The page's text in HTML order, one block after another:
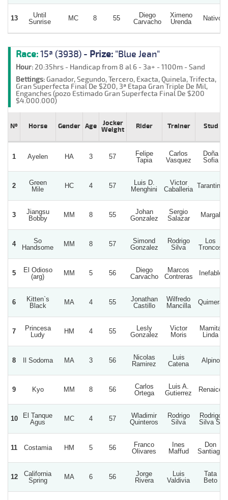
13
Until
Sunrise
MC 8 55
Diego
Carvacho
Ximeno
Urenda
Nativo
Race:15ª (3938) - Prize: "Blue Jean"
Hour:20:35hrs - Handicap from 8 al 6 - 3a+ - 1100m - Sand
Bettings:Ganador, Segundo, Tercero, Exacta, Quinela, Trifecta,
Gran Superfecta Final De $200, 3ª Etapa Gran Triple De Mil,
Enganches (pozo Estimado Gran Superfecta Final De $200
$4.000.000)
Nº Horse Gender Age
Jocker
Weight
Rider Trainer Stud
1 Ayelen HA 3 57
Felipe
Tapia
Carlos
Vasquez
Doña
Sofia
2
Green
Mile
HC 4 57
Luis D.
Menghini
Victor
Caballeria Tarantino
3
Jiangsu
Bobby
MM 8 55
Johan
Gonzalez
Sergio
Salazar
Margal
4
So
Handsome
MM 8 57
Simond
Gonzalez
Rodrigo
Silva
Los
Troncos
5
El Odioso
(arg)
MM 5 56
Diego
Carvacho
Marcos
Contreras
Inefable
6
Kitten`s
Black
MA 4 55
Jonathan
Castillo
Wilfredo
Mancilla
Quimera
7
Princesa
Ludy
HM 4 55
Lesly
Gonzalez
Victor
Moris
Mamita
Linda
8 Il Sodoma MA 3 56
Nicolas
Ramirez
Luis
Catena
Alpino
9 Kyo MM 8 56
Carlos
Ortega
Luis A.
Gutierrez
Renaico
10
El Tanque
Agus
MC 4 57
Wladimir
Quinteros
Rodrigo
Silva
Rodrigo
Silva S.
11 Costamia HM 5 56
Franco
Olivares
Ines
Maffud
Don
Santiago
12
California
Spring
MA 6 56
Jorge
Rivera
Luis
Valdivia
Tata
Beto